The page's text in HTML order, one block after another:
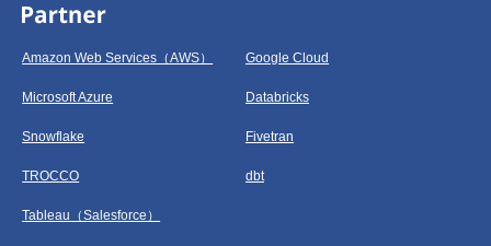
Amazon Web Services（AWS） Google Cloud
Microsoft Azure Databricks
Snowflake Fivetran
TROCCO dbt
Tableau（Salesforce）